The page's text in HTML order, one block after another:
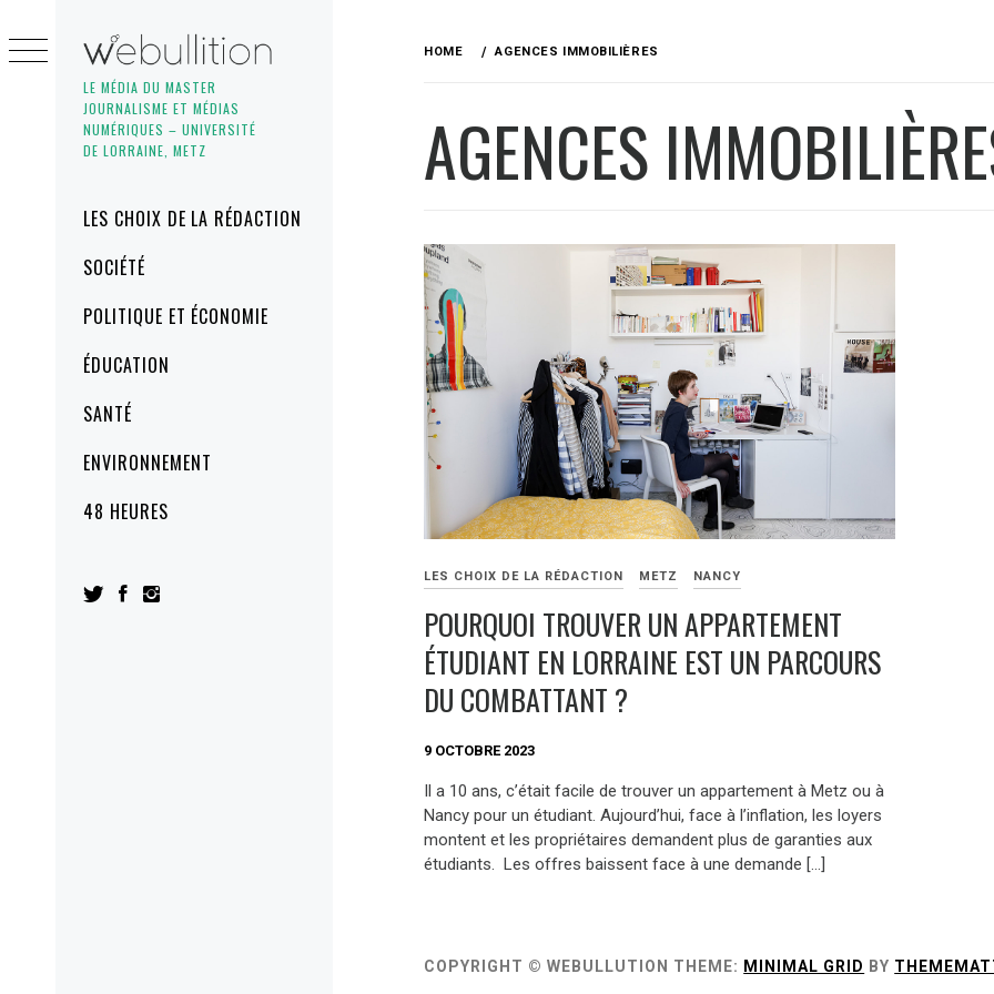
LE MÉDIA DU MASTER
JOURNALISME ET MÉDIAS
NUMÉRIQUES – UNIVERSITÉ
DE LORRAINE, METZ
MenuLES CHOIX DE LA RÉDACTION
SOCIÉTÉ
POLITIQUE ET ÉCONOMIE
ÉDUCATION
SANTÉ
ENVIRONNEMENT
48 HEURES
to
content
HOME AGENCES IMMOBILIÈRES
AGENCES
LES CHOIX DE LA RÉDACTION METZ NANCY
POURQUOI TROUVER UN APPARTEMENT
ÉTUDIANT EN LORRAINE EST UN PARCOURS
DU COMBATTANT ?
9 OCTOBRE 2023
Il a 10 ans, c’était facile de trouver un appartement à Metz ou à
Nancy pour un étudiant. Aujourd’hui, face à l’inflation, les loyers
montent et les propriétaires demandent plus de garanties aux
étudiants. Les offres baissent face à une demande […]
COPYRIGHT © WEBULLUTION THEME: MINIMAL GRID BY